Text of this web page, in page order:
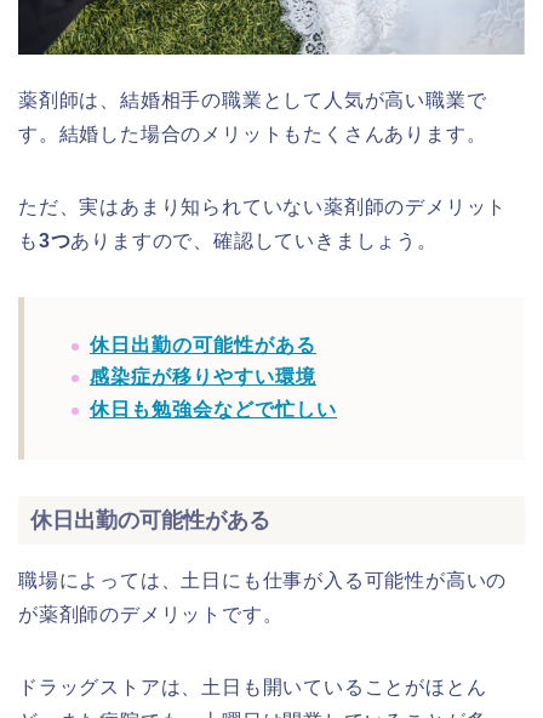
薬剤師は、結婚相手の職業として人気が高い職業で
す。結婚した場合のメリットもたくさんあります。
ただ、実はあまり知られていない薬剤師のデメリット
も3つありますので、確認していきましょう。
休日出勤の可能性がある
感染症が移りやすい環境
休日も勉強会などで忙しい
休日出勤の可能性がある
職場によっては、土日にも仕事が入る可能性が高いの
が薬剤師のデメリットです。
ドラッグストアは、土日も開いていることがほとん